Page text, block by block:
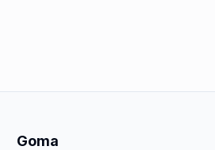
Goma